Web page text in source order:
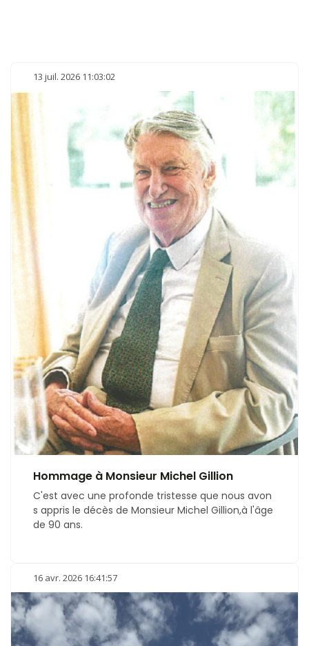
13 juil. 2026 11:03:02
Hommage à Monsieur Michel Gillion
C'est avec une profonde tristesse que nous avon
s appris le décès de Monsieur Michel Gillion,à l'âge
de 90 ans.
16 avr. 2026 16:41:57